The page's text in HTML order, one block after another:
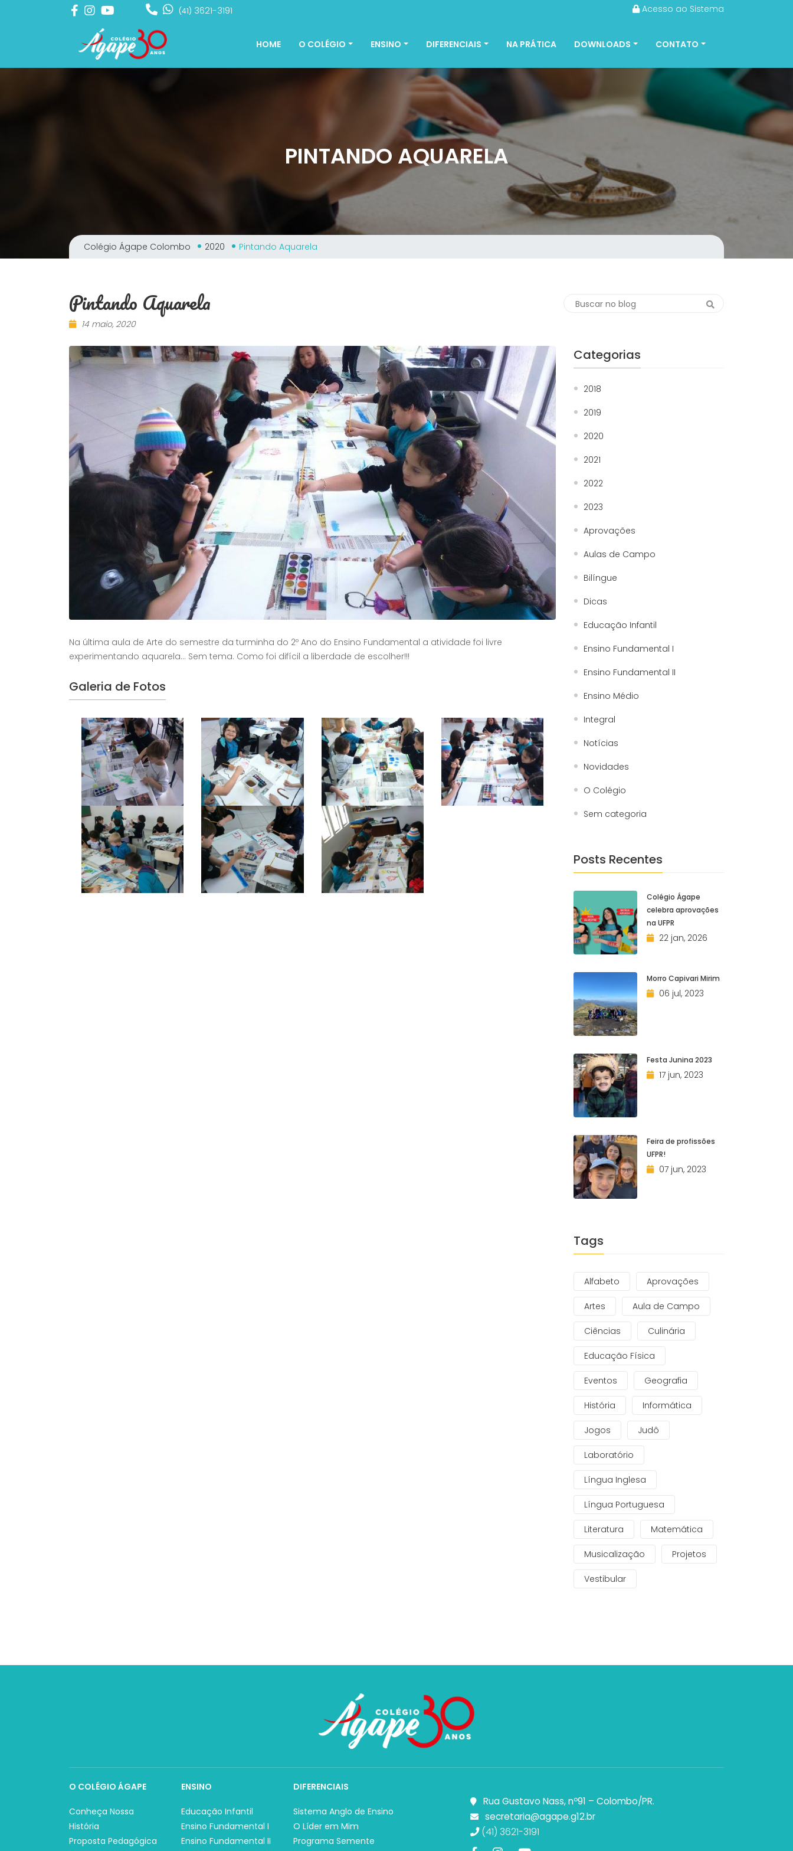
(41) 3621-3191 Acesso ao Sistema
HOME O COLÉGIO ENSINO DIFERENCIAIS NA PRÁTICA DOWNLOADS CONTATO
PINTANDO AQUARELA
Colégio Ágape Colombo 2020 Pintando Aquarela
Pintando Aquarela
14 maio, 2020
Na última aula de Arte do semestre da turminha do 2º Ano do Ensino Fundamental a atividade foi livre
experimentando aquarela… Sem tema. Como foi difícil a liberdade de escolher!!!
Galeria de Fotos
Categorias
2018
2019
2020
2021
2022
2023
Aprovações
Aulas de Campo
Bilíngue
Dicas
Educação Infantil
Ensino Fundamental I
Ensino Fundamental II
Ensino Médio
Integral
Notícias
Novidades
O Colégio
Sem categoria
Posts Recentes
Colégio Ágape
celebra aprovações
na UFPR
22 jan, 2026
Morro Capivari Mirim
06 jul, 2023
Festa Junina 2023
17 jun, 2023
Feira de profissões
UFPR!
07 jun, 2023
Tags
Alfabeto Aprovações
Artes Aula de Campo
Ciências Culinária
Educação Física
Eventos Geografia
História Informática
Jogos Judô
Laboratório
Língua Inglesa
Língua Portuguesa
Literatura Matemática
Musicalização Projetos
Vestibular
O COLÉGIO ÁGAPE
Conheça Nossa
História
Proposta Pedagógica
ENSINO
Educação Infantil
Ensino Fundamental I
Ensino Fundamental II
DIFERENCIAIS
Sistema Anglo de Ensino
O Líder em Mim
Programa Semente
Rua Gustavo Nass, nº91 – Colombo/PR.
secretaria@agape.g12.br
(41) 3621-3191